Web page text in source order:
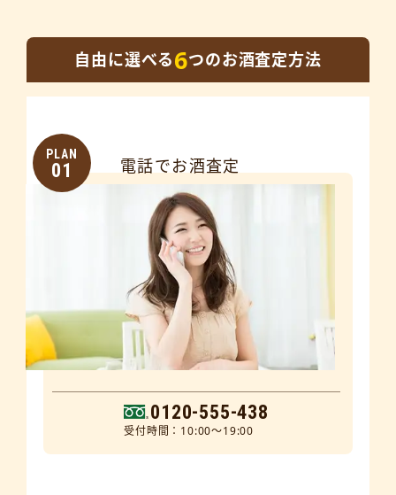
自由に選べる6つのお酒査定方法
PLAN
01 電話でお酒査定
0120-555-438
受付時間：10:00～19:00